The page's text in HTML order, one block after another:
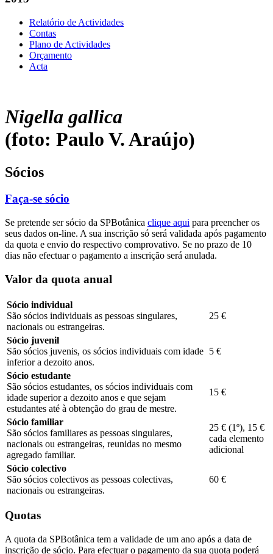
Relatório de Actividades
Contas
Plano de Actividades
Orçamento
Acta
Nigella gallica
(foto: Paulo V. Araújo)
Sócios
Faça-se sócio
Se pretende ser sócio da SPBotânica clique aqui para preencher os
seus dados on-line. A sua inscrição só será validada após pagamento
da quota e envio do respectivo comprovativo. Se no prazo de 10
dias não efectuar o pagamento a inscrição será anulada.
Valor da quota anual
Sócio individual
São sócios individuais as pessoas singulares,
nacionais ou estrangeiras.
25 €
Sócio juvenil
São sócios juvenis, os sócios individuais com idade
inferior a dezoito anos.
5 €
Sócio estudante
São sócios estudantes, os sócios individuais com
idade superior a dezoito anos e que sejam
estudantes até à obtenção do grau de mestre.
15 €
Sócio familiar
São sócios familiares as pessoas singulares,
nacionais ou estrangeiras, reunidas no mesmo
agregado familiar.
25 € (1º), 15 €
cada elemento
adicional
Sócio colectivo
São sócios colectivos as pessoas colectivas,
nacionais ou estrangeiras.
60 €
Quotas
A quota da SPBotânica tem a validade de um ano após a data de
inscrição de sócio. Para efectuar o pagamento da sua quota poderá